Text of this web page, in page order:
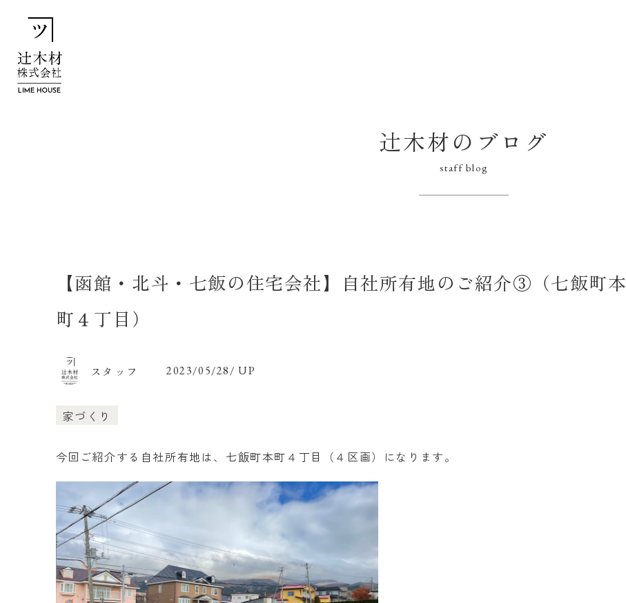
辻木材のブログ
staff blog
【函館・北斗・七飯の住宅会社】自社所有地のご紹介③（七飯町本
町４丁目）
スタッフ 2023/05/28/ UP
家づくり
今回ご紹介する自社所有地は、七飯町本町４丁目（４区画）になります。